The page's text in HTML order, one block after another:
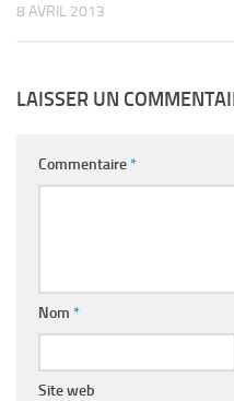
8 AVRIL 2013
LAISSER UN
Commentaire*
Nom *
Site web